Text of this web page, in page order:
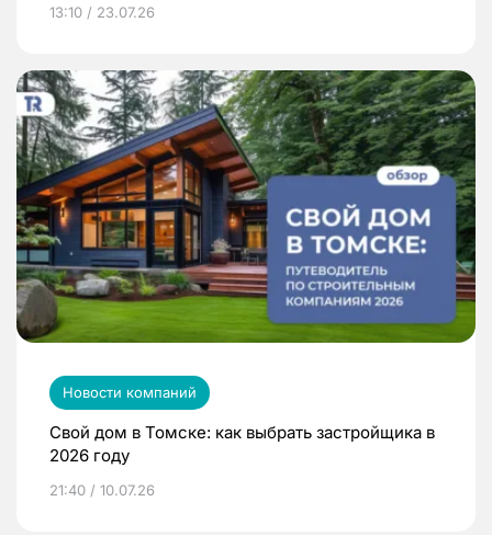
13:10 / 23.07.26
Новости компаний
Свой дом в Томске: как выбрать застройщика в
2026 году
21:40 / 10.07.26